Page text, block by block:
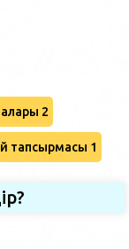
2
тапсырмасы 1